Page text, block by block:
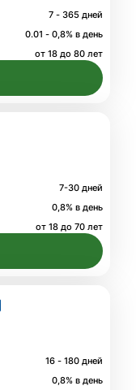
7 - 365 дней
0.01 - 0,8% в день
от 18 до 80 лет
7-30 дней
0,8% в день
от 18 до 70 лет
16 - 180 дней
0,8% в день